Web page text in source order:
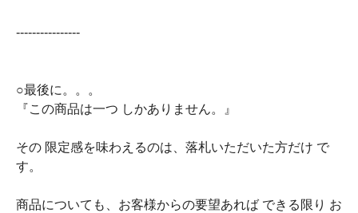
----------------
○最後に。。。
『この商品は一つ しかありません。』
その 限定感を味わえるのは、落札いただいた方だけ で
す。
商品についても、お客様からの要望あれば できる限り お